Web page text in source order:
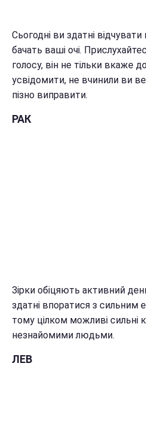
Сьогодні ви здатні
бачать ваші очі.
голосу, він не тільки вкаже
усвідомити, не вчинили ви
пізно виправити.
РАК
Зірки обіцяють активний
здатні впоратися з сильним
тому цілком можливі сильні
незнайомими людьми.
ЛЕВ